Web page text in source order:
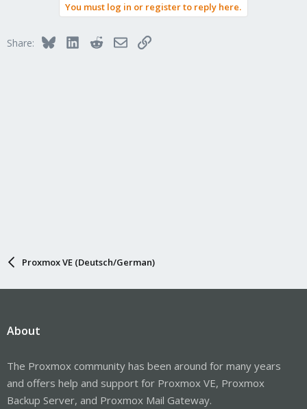
You must log in or register to reply here.
Share: BlueskyLinkedInRedditEmailLink
Proxmox VE (Deutsch/German)
About
The Proxmox community has been around for many years
and offers help and support for Proxmox VE, Proxmox
Backup Server, and Proxmox Mail Gateway.